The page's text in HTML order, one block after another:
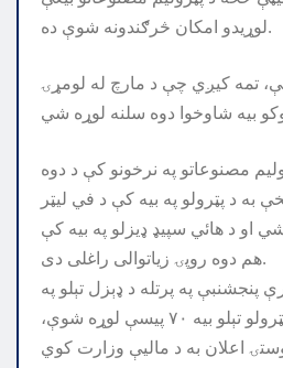
لوړیدو امکان څرګندونه شوې ده.
تمه کیږي چې د مارچ له لومړۍ
مصنوعاتو په نرخونو کې د دوه
به د پټرولو په بيه کې د في ليټر
او د هائي سپيډ ډيزلو په بيه کې
هم دوه روپۍ زياتوالى راغلى دى.
پنجشنبې په پرتله د ډېزل تېلو په
بيه کې ٨٠ پيسې او د پټرولو تېلو بيه ٧٠ پيسې لوړه شوې،